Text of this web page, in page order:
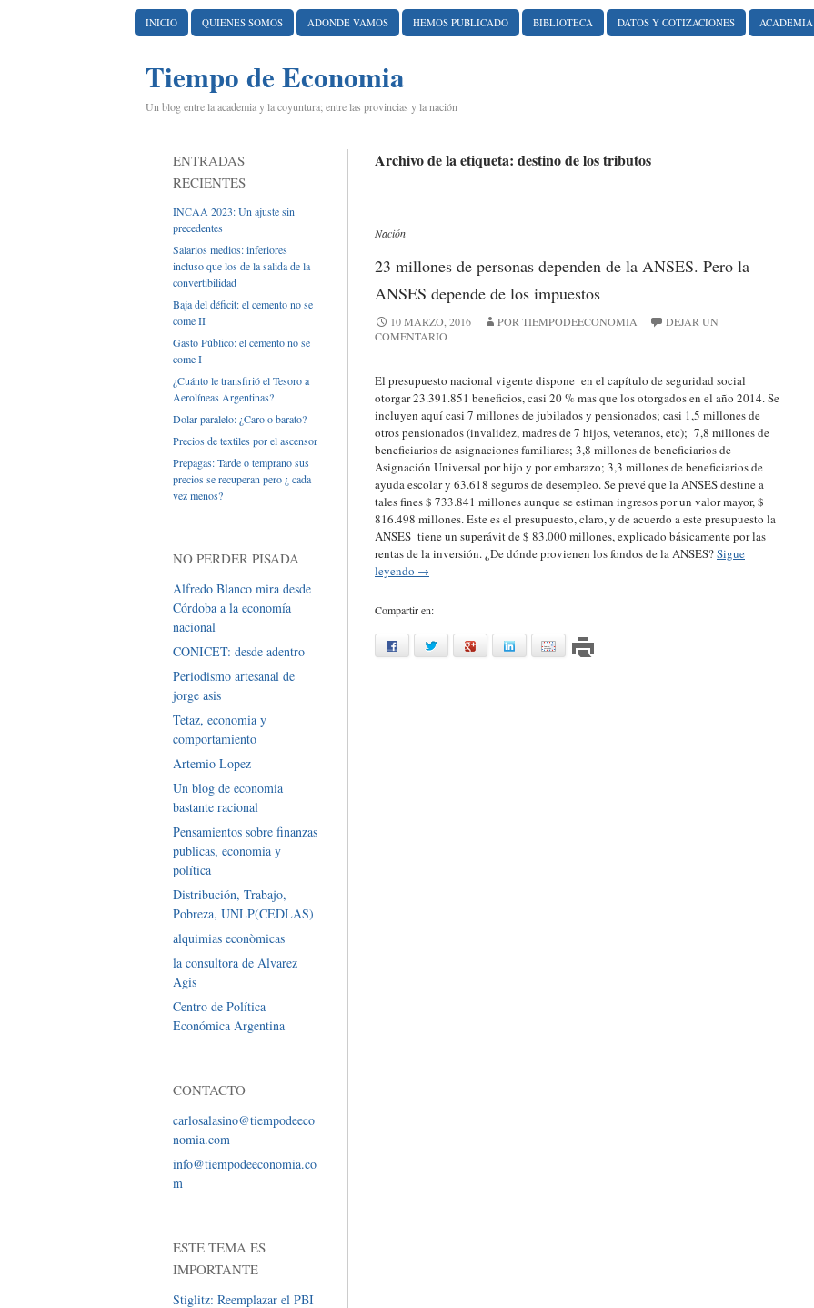
IR AL CONTENIDO
INICIO
QUIENES SOMOS ADONDE VAMOS HEMOS PUBLICADO BIBLIOTECA DATOS Y COTIZACIONES ACADEMIA
Tiempo de Economia
Un blog entre la academia y la coyuntura; entre las provincias y la nación
Archivo de la etiqueta: destino de los tributos
Nación
23 millones de personas dependen de la ANSES. Pero la
ANSES depende de los impuestos
10 MARZO, 2016 POR TIEMPODEECONOMIA
DEJAR UN
COMENTARIO
El presupuesto nacional vigente dispone en el capítulo de seguridad social
otorgar 23.391.851 beneficios, casi 20 % mas que los otorgados en el año 2014. Se
incluyen aquí casi 7 millones de jubilados y pensionados; casi 1,5 millones de
otros pensionados (invalidez, madres de 7 hijos, veteranos, etc); 7,8 millones de
beneficiarios de asignaciones familiares; 3,8 millones de beneficiarios de
Asignación Universal por hijo y por embarazo; 3,3 millones de beneficiarios de
ayuda escolar y 63.618 seguros de desempleo. Se prevé que la ANSES destine a
tales fines $ 733.841 millones aunque se estiman ingresos por un valor mayor, $
816.498 millones. Este es el presupuesto, claro, y de acuerdo a este presupuesto la
ANSES tiene un superávit de $ 83.000 millones, explicado básicamente por las
rentas de la inversión. ¿De dónde provienen los fondos de la ANSES?Sigue
leyendo →
Compartir en:
facebooktwitter google linkedinmail
ENTRADAS
RECIENTES
INCAA 2023: Un ajuste sin
precedentes
Salarios medios: inferiores
incluso que los de la salida de la
convertibilidad
Baja del déficit: el cemento no se
come II
Gasto Público: el cemento no se
come I
¿Cuánto le transfirió el Tesoro a
Aerolíneas Argentinas?
Dolar paralelo: ¿Caro o barato?
Precios de textiles por el ascensor
Prepagas: Tarde o temprano sus
precios se recuperan pero ¿ cada
vez menos?
NO PERDER PISADA
Alfredo Blanco mira desde
Córdoba a la economía
nacional
CONICET: desde adentro
Periodismo artesanal de
jorge asis
Tetaz, economia y
comportamiento
Artemio Lopez
Un blog de economia
bastante racional
Pensamientos sobre finanzas
publicas, economia y
política
Distribución, Trabajo,
Pobreza, UNLP(CEDLAS)
alquimias econòmicas
la consultora de Alvarez
Agis
Centro de Política
Económica Argentina
CONTACTO
carlosalasino@tiempodeeco
nomia.com
info@tiempodeeconomia.co
m
ESTE TEMA ES
IMPORTANTE
Stiglitz: Reemplazar el PBI